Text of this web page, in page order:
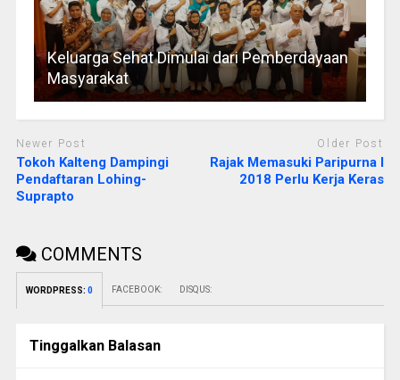
Keluarga Sehat Dimulai dari Pemberdayaan
Masyarakat
Newer Post
Tokoh Kalteng Dampingi
Pendaftaran Lohing-
Suprapto
Older Post
Rajak Memasuki Paripurna I
2018 Perlu Kerja Keras
COMMENTS
WORDPRESS: 0 FACEBOOK: DISQUS:
Tinggalkan Balasan